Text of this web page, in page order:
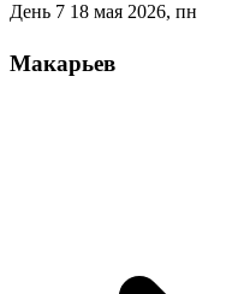
День 7 18 мая 2026, пн
Макарьев